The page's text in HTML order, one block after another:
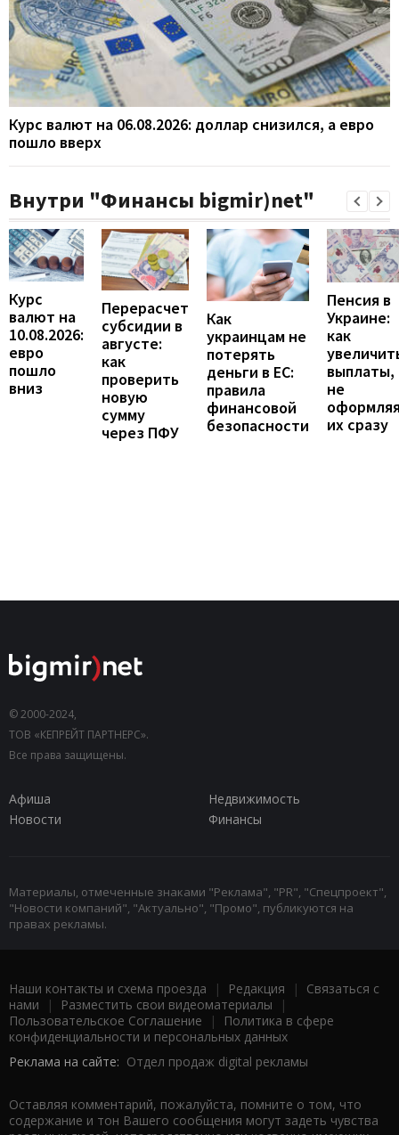
Курс валют на 06.08.2026: доллар снизился, а евро
пошло вверх
Внутри "Финансы bigmir)net"
Курс
валют на
10.08.2026:
евро
пошло
вниз
Перерасчет
субсидии в
августе:
как
проверить
новую
сумму
через ПФУ
Как
украинцам не
потерять
деньги в ЕС:
правила
финансовой
безопасности
Пенсия в
Украине:
как
выплаты,
не
их сразу
© 2000-2024,
ТОВ «КЕПРЕЙТ ПАРТНЕРС».
Все права защищены.
Афиша
Недвижимость
Новости
Финансы
Материалы, отмеченные знаками "Реклама", "PR", "Спецпроект",
"Новости компаний", "Актуально", "Промо", публикуются на
правах рекламы.
Наши контакты и схема проезда | Редакция | Связаться с
нами | Разместить свои видеоматериалы |
Пользовательское Соглашение |
Политика в сфере
конфиденциальности и персональных данных
Реклама на сайте: Отдел продаж digital рекламы
Оставляя комментарий, пожалуйста, помните о том, что
содержание и тон Вашего сообщения могут задеть чувства